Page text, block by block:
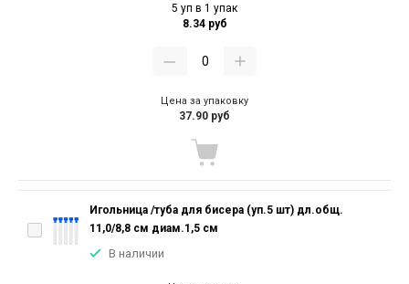
5 уп в 1 упак
8.34 руб
Цена за упаковку
37.90 руб
Игольница /туба для бисера (уп.5 шт) дл.общ.
11,0/8,8 см диам.1,5 см
В наличии